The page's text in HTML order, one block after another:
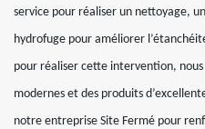
service pour réaliser un nettoyage,
hydrofuge pour améliorer
pour réaliser cette intervention,
modernes et des produits
notre entreprise Site Fermé pour